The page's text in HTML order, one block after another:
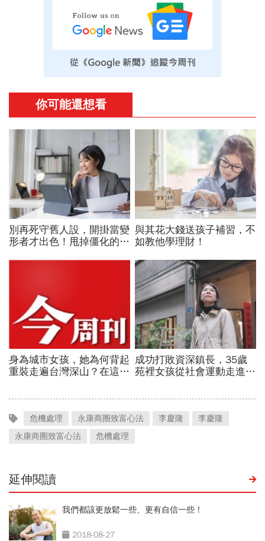
危機處理 永康商圈致富心法 李慶隆
李慶隆
永康商圈致富心法
危機處理
延伸閱讀
我們都該更放鬆一些、更有自信一些！
2018-08-27